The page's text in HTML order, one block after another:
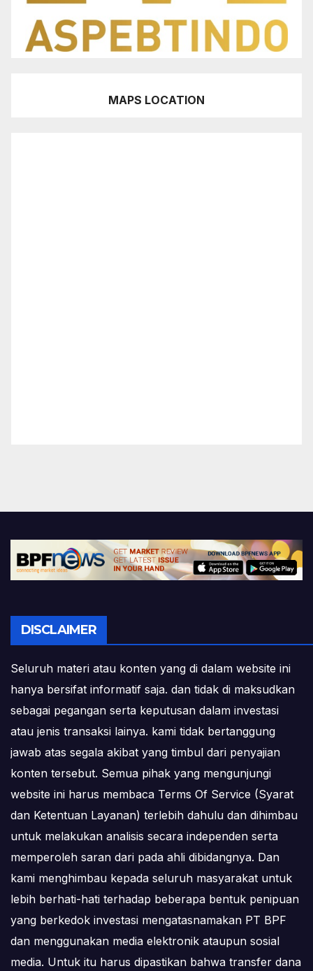
MAPS LOCATION
DISCLAIMER
Seluruh materi atau konten yang di dalam website ini
hanya bersifat informatif saja. dan tidak di maksudkan
sebagai pegangan serta keputusan dalam investasi
atau jenis transaksi lainya. kami tidak bertanggung
jawab atas segala akibat yang timbul dari penyajian
konten tersebut. Semua pihak yang mengunjungi
website ini harus membaca Terms Of Service (Syarat
dan Ketentuan Layanan) terlebih dahulu dan dihimbau
untuk melakukan analisis secara independen serta
memperoleh saran dari pada ahli dibidangnya. Dan
kami menghimbau kepada seluruh masyarakat untuk
lebih berhati-hati terhadap beberapa bentuk penipuan
yang berkedok investasi mengatasnamakan PT BPF
dan menggunakan media elektronik ataupun sosial
media. Untuk itu harus dipastikan bahwa transfer dana